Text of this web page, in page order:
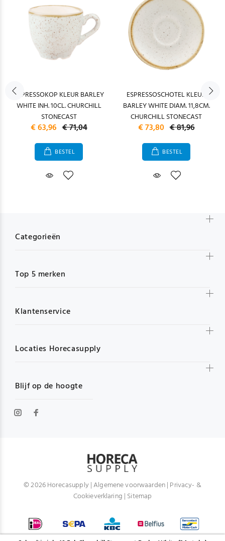
ESPRESSOKOP KLEUR BARLEY
WHITE INH. 10CL. CHURCHILL
STONECAST
€ 63,96 € 71,04
BESTEL
ESPRESSOSCHOTEL KLEUR
BARLEY WHITE DIAM. 11,8CM.
CHURCHILL STONECAST
€ 73,80 € 81,96
BESTEL
Blijf op de hoogte
Categorieën
Top 5 merken
Klantenservice
Locaties Horecasupply
© 2026 Horecasupply |Algemene voorwaarden| Privacy- &
Cookieverklaring | Sitemap